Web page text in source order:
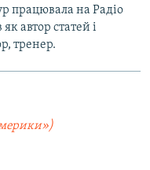
працювала на Радіо
автор статей і
тренер.